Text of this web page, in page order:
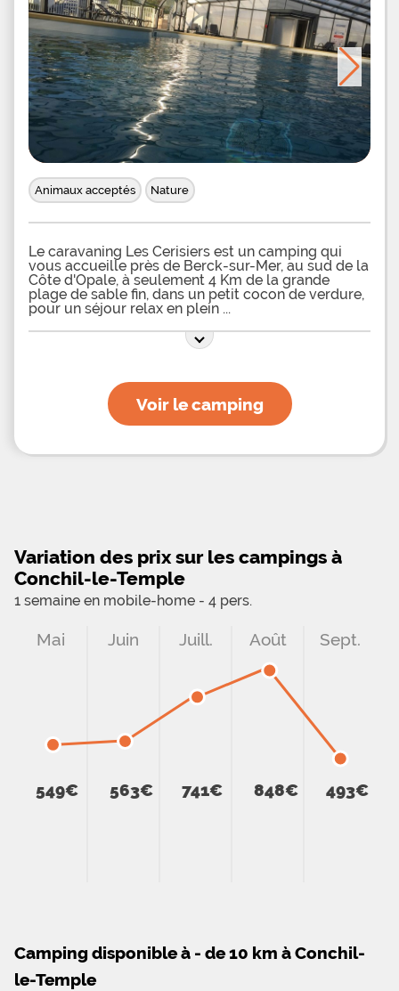
traditionnelles : concours de belote, de pétanque,
repas dansants, spectacles, etc. La situation
géographique est idéale car en quelques minutes
vous serez sur la plage de Berck qui propose de
nombreuses activités aquatiques. Le Touquet et
ses commerces de qualité sont à 20 minutes,
rendez-vous au casino pour trouver fortune. Les
amateurs de glisse et sensations seront comblés
par l'Aqualud et le parc Bagatelle et les
contemplatifs se donneront rendez-vous à la baie
d'Authie pour observer la faune et la
Animaux acceptés Nature
Le caravaning Les Cerisiers est un camping qui
vous accueille près de Berck-sur-Mer, au sud de la
Côte d'Opale, à seulement 4 Km de la grande
plage de sable fin, dans un petit cocon de verdure,
pour un séjour relax en plein
Voir le camping
Variation des prix sur les campings à
Conchil-le-Temple
1 semaine en mobile-home - 4 pers.
Mai
549€
Juin
563€
Juill.
741€
Août
848€
Sept.
493€
Camping disponible à - de 10 km à Conchil-
le-Temple